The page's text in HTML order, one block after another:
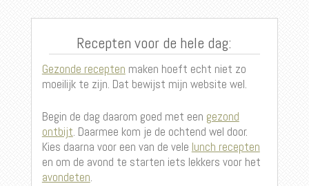
Recepten voor de hele dag:
Gezonde recepten maken hoeft echt niet zo
moeilijk te zijn. Dat bewijst mijn website wel.
Begin de dag daarom goed met een gezond
ontbijt. Daarmee kom je de ochtend wel door.
Kies daarna voor een van de vele lunch recepten
en om de avond te starten iets lekkers voor het
avondeten.